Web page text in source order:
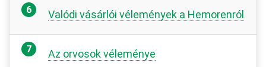
Valódi vásárlói vélemények a Hemorenról
Az orvosok véleménye